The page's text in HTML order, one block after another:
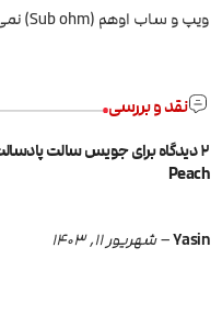
ویپ و ساب اوهم (Sub ohm) نمی باشد.
نقد و بررسی
2 دیدگاه برای
Peach
Yasin
–شهریور 11, 1403